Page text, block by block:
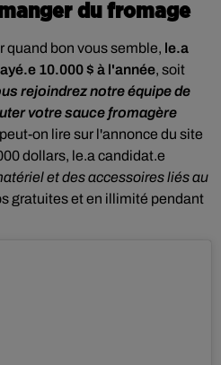
du fromage
quand bon vous semble, le.a
10.000 $ à l'année, soit
rejoindrez notre équipe de
votre sauce fromagère
on lire sur l'annonce du site
dollars, le.a candidat.e
et des accessoires liés au
gratuites et en illimité pendant